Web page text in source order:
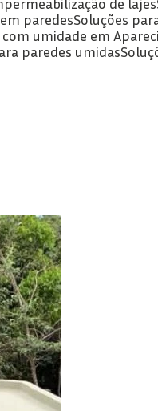
paredes Soluções
com umidade em
paredes umidas